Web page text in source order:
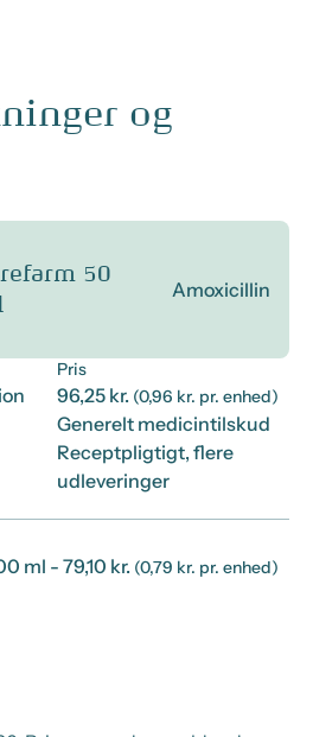
og
Amoxicillin
Pris
96,25 kr. (0,96 kr. pr. enhed)
Generelt medicintilskud
Receptpligtigt, flere
udleveringer
ml - 79,10 kr. (0,79 kr. pr. enhed)